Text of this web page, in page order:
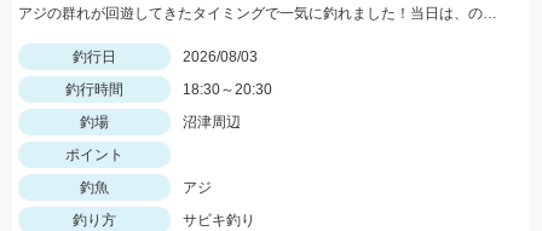
アジの群れが回遊してきたタイミングで一気に釣れました！当日は、のべ竿と豆アジマッチ・スピード餌つけ器仕掛・生アミエビなどを使用しました。
釣行日
2026/08/03
釣行時間
18:30～20:30
釣場
沼津周辺
ポイント
釣魚
アジ
釣り方
サビキ釣り